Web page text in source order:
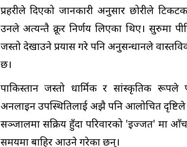
प्रहरीले दिएको जानकारी अनुसार छोरीले
उनले अत्यन्तै क्रूर निर्णय लिएका थिए। सुरुमा
जस्तो देखाउने प्रयास गरे पनि अनुसन्धानले
छ।
पाकिस्तान जस्तो धार्मिक र सांस्कृतिक रूपले
अनलाइन उपस्थितिलाई अझै पनि आलोचित दृष्टिले
सञ्जालमा सक्रिय हुँदा परिवारको 'इज्जत' मा
समयमा बाहिर आउने गरेका छन्।